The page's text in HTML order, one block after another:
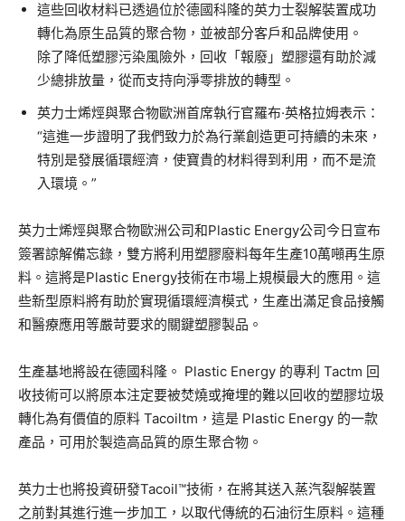
這些回收材料已透過位於德國科隆的英力士裂解裝置成功
轉化為原生品質的聚合物，並被部分客戶和品牌使用。
除了降低塑膠污染風險外，回收「報廢」塑膠還有助於減
少總排放量，從而支持向淨零排放的轉型。
英力士烯烴與聚合物歐洲首席執行官羅布·英格拉姆表示：
“這進一步證明了我們致力於為行業創造更可持續的未來，
特別是發展循環經濟，使寶貴的材料得到利用，而不是流
入環境。”
英力士烯烴與聚合物歐洲公司和Plastic Energy公司今日宣​​布
簽署諒解備忘錄，雙方將利用塑膠廢料每年生產10萬噸再生原
料。這將是Plastic Energy技術在市場上規模最大的應用。這
些新型原料將有助於實現循環經濟模式，生產出滿足食品接觸
和醫療應用等嚴苛要求的關鍵塑膠製品。
生產基地將設在德國科隆。 Plastic Energy 的專利 Tactm 回
收技術可以將原本注定要被焚燒或掩埋的難以回收的塑膠垃圾
轉化為有價值的原料 Tacoiltm，這是 Plastic Energy 的一款
產品，可用於製造高品質的原生聚合物。
英力士也將投資研發Tacoil™技術，在將其送入蒸汽裂解裝置
之前對其進行進一步加工，以取代傳統的石油衍生原料。這種